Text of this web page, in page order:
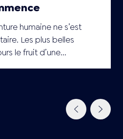
humaine ne s’est
Les plus belles
le fruit d’une...